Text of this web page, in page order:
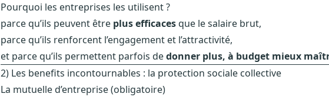
Pourquoi les entreprises les utilisent ?
parce qu’ils peuvent être plus efficacesque le salaire brut,
parce qu’ils renforcent l’engagement et l’attractivité,
et parce qu’ils permettent parfois dedonner plus, à budget mieux
2) Les benefits incontournables : la protection sociale collective
La mutuelle d’entreprise (obligatoire)